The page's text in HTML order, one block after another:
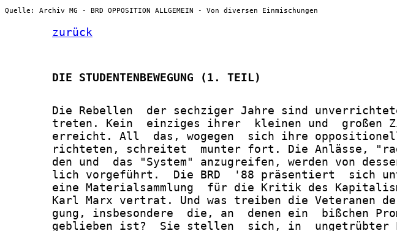
Quelle: Archiv MG - BRD OPPOSITION ALLGEMEIN - Von diversen Einmischungen
zurück
       DIE STUDENTENBEWEGUNG (1. TEIL)